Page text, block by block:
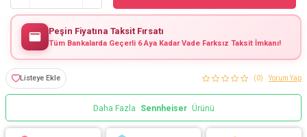
Peşin Fiyatına Taksit Fırsatı
Tüm Bankalarda Geçerli 6 Aya Kadar Vade Farksız Taksit İmkanı!
Listeye Ekle (0) Yorum Yap
Daha Fazla Sennheiser Ürünü